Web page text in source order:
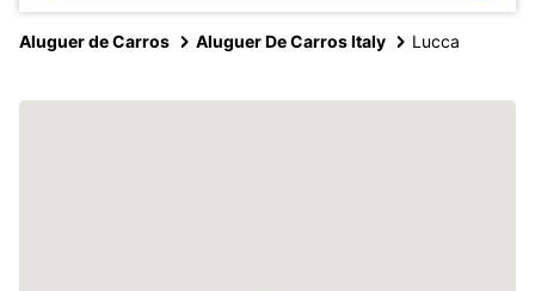
Aluguer de Carros Aluguer De Carros Italy Lucca